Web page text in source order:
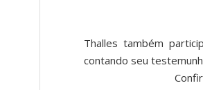
Thalles também
contando seu